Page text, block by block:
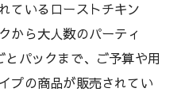
ているローストチキン
から大人数のパーティ
パックまで、ご予算や用
プの商品が販売されてい